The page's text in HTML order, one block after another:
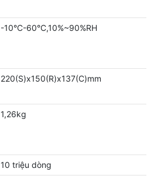
-10°C-60°C,10%~90%RH
220(S)x150(R)x137(C)mm
1,26kg
10 triệu dòng